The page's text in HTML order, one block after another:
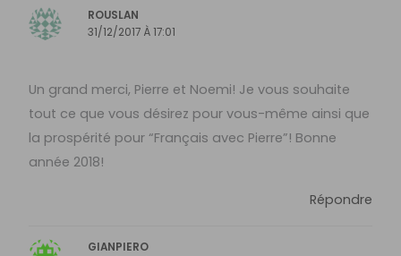
ROUSLAN
31/12/2017 À 17:01
Un grand merci, Pierre et Noemi! Je vous souhaite
tout ce que vous désirez pour vous-même ainsi que
la prospérité pour “Français avec Pierre”! Bonne
année 2018!
Répondre
GIANPIERO